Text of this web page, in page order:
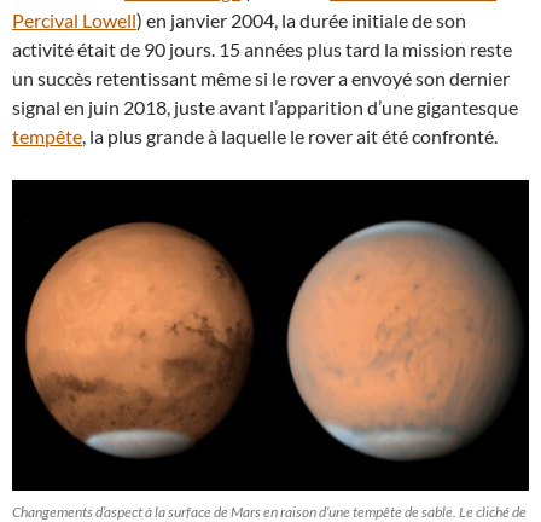
Percival Lowell) en janvier 2004, la durée initiale de son
activité était de 90 jours. 15 années plus tard la mission reste
un succès retentissant même si le rover a envoyé son dernier
signal en juin 2018, juste avant l’apparition d’une gigantesque
tempête, la plus grande à laquelle le rover ait été confronté.
Changements d’aspect à la surface de Mars en raison d’une tempête de sable. Le cliché de